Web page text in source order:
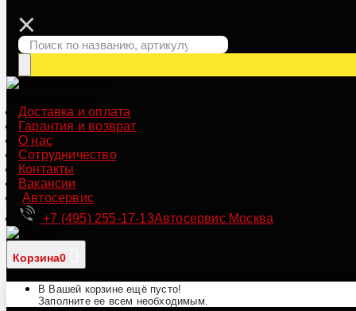
Доставка и оплата
Гарантия и возврат
О нас
Сотрудничество
Контакты
Вакансии
Автосервис
+7 (495) 255-17-13Автосервис Москва
Корзина0
В Вашей корзине ещё пусто!
Заполните ее всем необходимым.